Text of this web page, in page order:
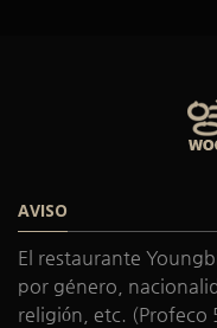
AVISO
El restaurante
por género,
religión, etc. (Profeco